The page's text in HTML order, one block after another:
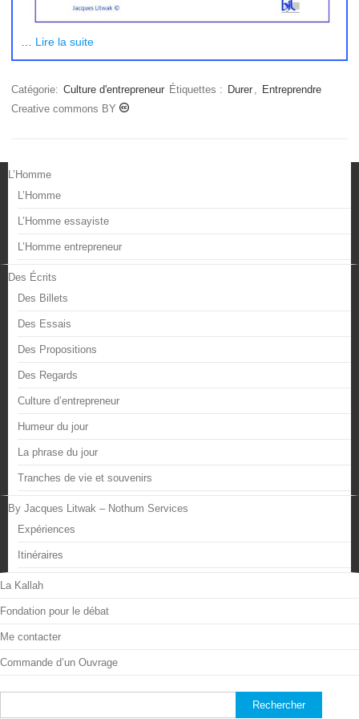
Lire la suite
Catégorie: Culture d'entrepreneur Étiquettes : Durer
Entreprendre
Creative commons BY
L’Homme
L’Homme
L’Homme essayiste
L’Homme entrepreneur
Des Écrits
Des Billets
Des Essais
Des Propositions
Des Regards
Culture d’entrepreneur
Humeur du jour
La phrase du jour
Tranches de vie et souvenirs
By Jacques Litwak – Nothum Services
Expériences
Itinéraires
La Kallah
Fondation pour le débat
Me contacter
Commande d’un Ouvrage